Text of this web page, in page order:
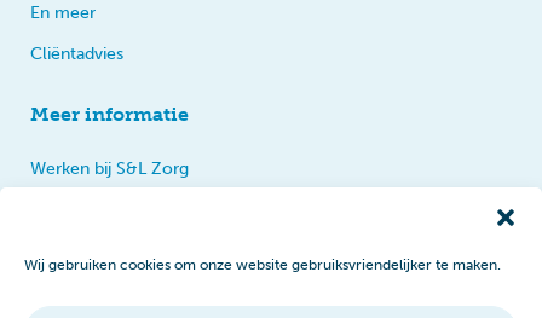
Wij gebruiken cookies om onze website gebruiksvriendelijker te maken.
En meer
Cliëntadvies
Meer informatie
Werken bij S&L Zorg